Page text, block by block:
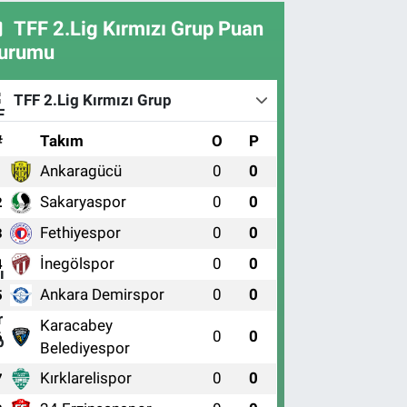
TFF 2.Lig Kırmızı Grup Puan
TFF 2.Lig Kırmızı Grup
Takım O P
Ankaragücü 0 0
Sakaryaspor 0 0
Fethiyespor 0 0
İnegölspor 0 0
Ankara Demirspor 0 0
Karacabey
Belediyespor
0 0
Kırklarelispor 0 0